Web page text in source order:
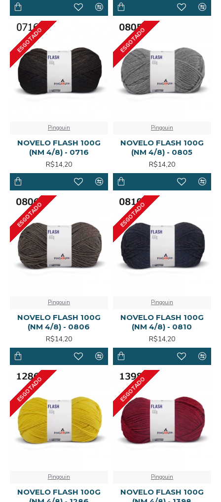
ESGOTADO
Pingouin
NOVELO FLASH 100G
(NM 4/8) - 0716
R$14,20
ESGOTADO
Pingouin
NOVELO FLASH 100G
(NM 4/8) - 0805
R$14,20
ESGOTADO
Pingouin
NOVELO FLASH 100G
(NM 4/8) - 0806
R$14,20
ESGOTADO
Pingouin
NOVELO FLASH 100G
(NM 4/8) - 0810
R$14,20
ESGOTADO
Pingouin
NOVELO FLASH 100G
ESGOTADO
Pingouin
NOVELO FLASH 100G